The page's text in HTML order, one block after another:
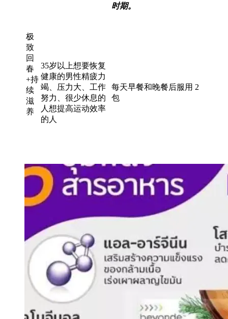
时期。
极
致
回
春
+持
续
滋
养
35岁以上想要恢复
健康的男性精疲力
竭、压力大、工作
努力、很少休息的
人想提高运动效率
的人
每天早餐和晚餐后服用 2
包